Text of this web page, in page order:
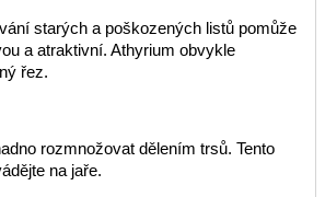
starých a poškozených listů pomůže
a atraktivní. Athyrium obvykle
řez.
rozmnožovat dělením trsů. Tento
na jaře.